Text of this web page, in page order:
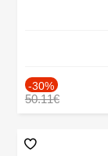
-30%
50.11€